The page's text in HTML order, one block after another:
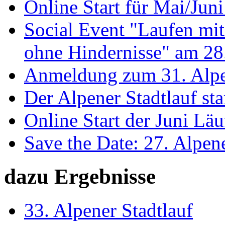
Online Start für Mai/
Social Event "Laufen
ohne Hindernisse" am
Anmeldung zum 31.
Der Alpener Stadtlauf
Online Start der Juni
Save the Date: 27.
dazu Ergebnisse
33. Alpener Stadtlauf